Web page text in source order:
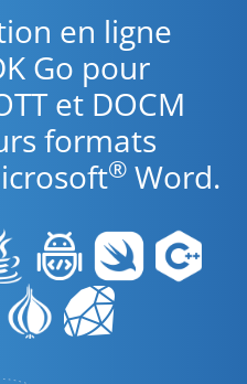
en ligne
Go pour
et DOCM
formats
® Word.